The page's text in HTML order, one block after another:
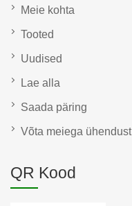
Meie kohta
Tooted
Uudised
Lae alla
Saada päring
Võta meiega ühendust
QR Kood